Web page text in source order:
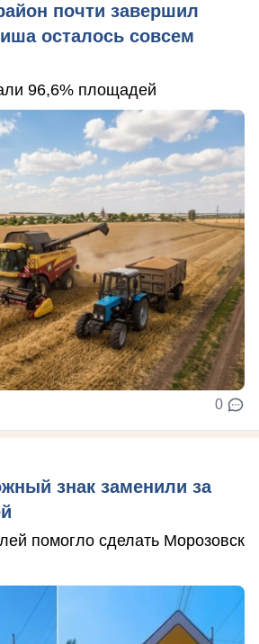
почти завершил
осталось совсем
96,6% площадей
0
знак заменили за
помогло сделать Морозовск